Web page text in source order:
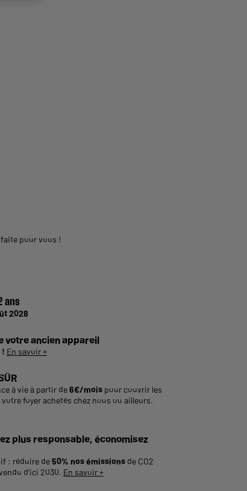
pour vous !
ans
2028
votre ancien appareil
! En savoir +
à vie à partir de6€/moispour couvrir les
foyer achetés chez nous ou ailleurs.
plus responsable, économisez
: réduire de50% nos émissionsde CO2
d'ici 2030. En savoir +